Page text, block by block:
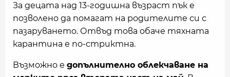
За децата над 13-годишна възраст пък е
позволено да помагат на родителите си с
пазаруването. Отвъд това обаче тяхната
карантина е по-стриктна.
Възможно е допълнително облекчаване на